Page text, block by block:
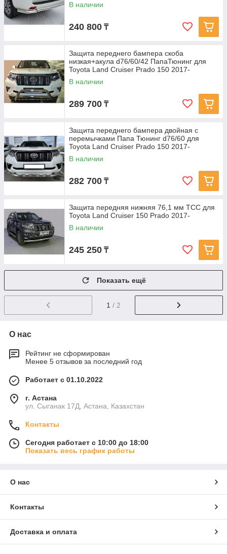
В наличии
240 800 ₸
Защита переднего бампера скоба
низкая+акула d76/60/42 ПапаТюнинг для
Toyota Land Cruiser Prado 150 2017-
В наличии
289 700 ₸
Защита переднего бампера двойная с
перемычками Папа Тюнинг d76/60 для
Toyota Land Cruiser Prado 150 2017-
В наличии
282 700 ₸
Защита передняя нижняя 76,1 мм ТСС для
Toyota Land Cruiser 150 Prado 2017-
В наличии
245 250 ₸
Показать ещё
1 / 2
О нас
Рейтинг не сформирован
Менее 5 отзывов за последний год
Работает с 01.10.2022
г. Астана
ул. Сыганак 17Д, Астана, Казахстан
Контакты
Сегодня работает с 10:00 до 18:00
Показать весь график работы
О нас
Контакты
Доставка и оплата